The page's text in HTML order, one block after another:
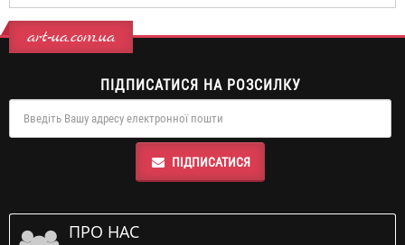
art-ua.com.ua
ПІДПИСАТИСЯ НА РОЗСИЛКУ
ПІДПИСАТИСЯ
ПРО НАС